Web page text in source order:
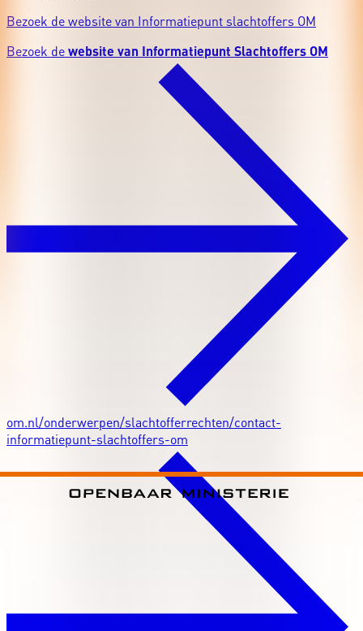
Bezoek de website van Informatiepunt slachtoffers OM
Bezoek dewebsite van Informatiepunt Slachtoffers OM
om.nl/onderwerpen/slachtofferrechten/contact-
informatiepunt-slachtoffers-om